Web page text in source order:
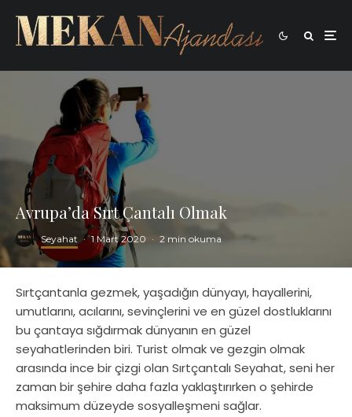
Avrupa’da Sırt Çantalı Olmak
Seyahat · 1 Mart 2020 · 2 min okuma
Sırtçantanla gezmek, yaşadığın dünyayı, hayallerini,
umutlarını, acılarını, sevinçlerini ve en güzel dostluklarını
bu çantaya sığdırmak dünyanın en güzel
seyahatlerinden biri. Turist olmak ve gezgin olmak
arasında ince bir çizgi olan Sırtçantalı Seyahat, seni her
zaman bir şehire daha fazla yaklaştırırken o şehirde
maksimum düzeyde sosyalleşmeni sağlar.